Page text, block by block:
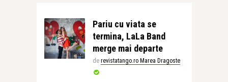
Pariu cu viata se
termina, LaLa Band
merge mai departe
de revistatango.ro Marea Dragoste